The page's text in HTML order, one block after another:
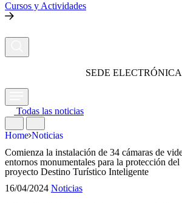
Cursos y Actividades
SEDE ELECTRÓNICA
Todas las noticias
Home Noticias
Comienza la instalación de 34 cámaras de
entornos monumentales para la protección
proyecto Destino Turístico Inteligente
16/04/2024 Noticias